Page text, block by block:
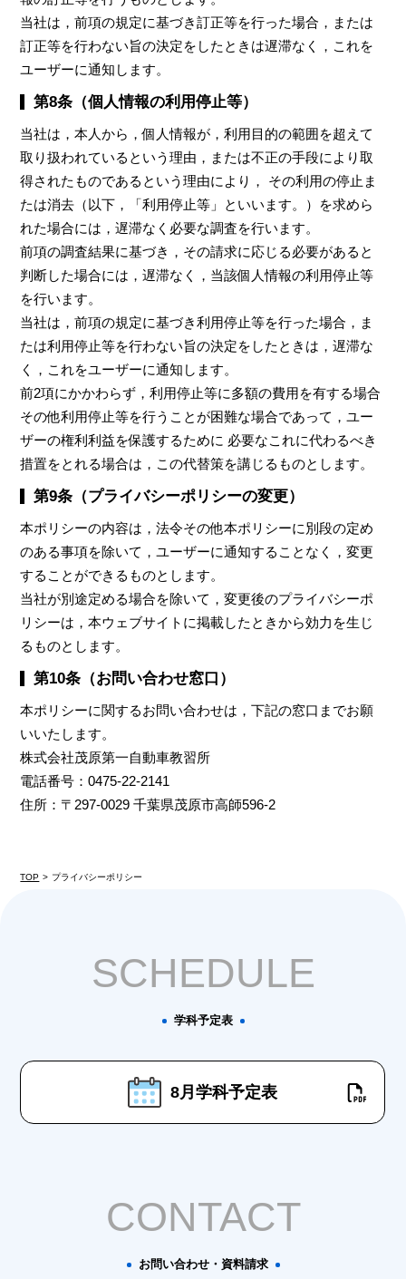
当社は，前項の規定に基づき訂正等を行った場合，または
訂正等を行わない旨の決定をしたときは遅滞なく，これを
ユーザーに通知します。
第8条（個人情報の利用停止等）
当社は，本人から，個人情報が，利用目的の範囲を超えて
取り扱われているという理由，または不正の手段により取
得されたものであるという理由により， その利用の停止ま
たは消去（以下，「利用停止等」といいます。）を求めら
れた場合には，遅滞なく必要な調査を行います。
前項の調査結果に基づき，その請求に応じる必要があると
判断した場合には，遅滞なく，当該個人情報の利用停止等
を行います。
当社は，前項の規定に基づき利用停止等を行った場合，ま
たは利用停止等を行わない旨の決定をしたときは，遅滞な
く，これをユーザーに通知します。
前2項にかかわらず，利用停止等に多額の費用を有する場合
その他利用停止等を行うことが困難な場合であって，ユー
ザーの権利利益を保護するために 必要なこれに代わるべき
措置をとれる場合は，この代替策を講じるものとします。
第9条（プライバシーポリシーの変更）
本ポリシーの内容は，法令その他本ポリシーに別段の定め
のある事項を除いて，ユーザーに通知することなく，変更
することができるものとします。
当社が別途定める場合を除いて，変更後のプライバシーポ
リシーは，本ウェブサイトに掲載したときから効力を生じ
るものとします。
第10条（お問い合わせ窓口）
本ポリシーに関するお問い合わせは，下記の窓口までお願
いいたします。
株式会社茂原第一自動車教習所
電話番号：0475-22-2141
住所：〒297-0029 千葉県茂原市高師596-2
TOP プライバシーポリシー
SCHEDULE
学科予定表
8月学科予定表
CONTACT
お問い合わせ・資料請求